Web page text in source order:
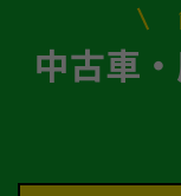
中古車